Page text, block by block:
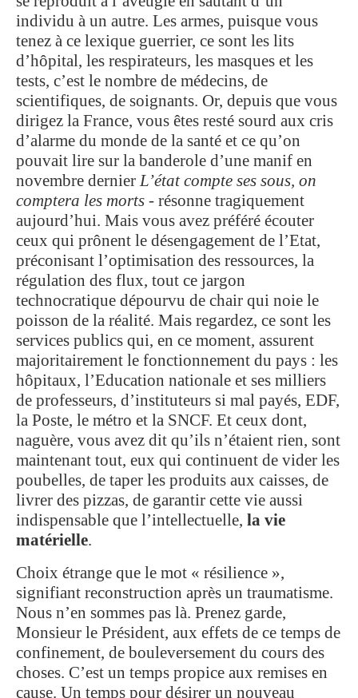
individu à un autre. Les armes, puisque vous
tenez à ce lexique guerrier, ce sont les lits
d’hôpital, les respirateurs, les masques et les
tests, c’est le nombre de médecins, de
scientifiques, de soignants. Or, depuis que vous
dirigez la France, vous êtes resté sourd aux cris
d’alarme du monde de la santé et ce qu’on
pouvait lire sur la banderole d’une manif en
novembre dernier L’état compte ses sous, on
comptera les morts - résonne tragiquement
aujourd’hui. Mais vous avez préféré écouter
ceux qui prônent le désengagement de l’Etat,
préconisant l’optimisation des ressources, la
régulation des flux, tout ce jargon
technocratique dépourvu de chair qui noie le
poisson de la réalité. Mais regardez, ce sont les
services publics qui, en ce moment, assurent
majoritairement le fonctionnement du pays : les
hôpitaux, l’Education nationale et ses milliers
de professeurs, d’instituteurs si mal payés, EDF,
la Poste, le métro et la SNCF. Et ceux dont,
naguère, vous avez dit qu’ils n’étaient rien, sont
maintenant tout, eux qui continuent de vider les
poubelles, de taper les produits aux caisses, de
livrer des pizzas, de garantir cette vie aussi
indispensable que l’intellectuelle, la vie
matérielle.
Choix étrange que le mot « résilience »,
signifiant reconstruction après un traumatisme.
Nous n’en sommes pas là. Prenez garde,
Monsieur le Président, aux effets de ce temps de
confinement, de bouleversement du cours des
choses. C’est un temps propice aux remises en
cause. Un temps pour désirer un nouveau